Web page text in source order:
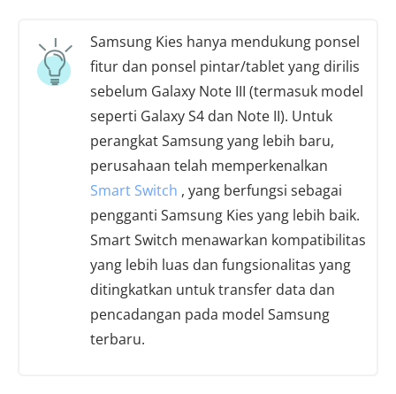
Samsung Kies hanya mendukung ponsel
fitur dan ponsel pintar/tablet yang dirilis
sebelum Galaxy Note III (termasuk model
seperti Galaxy S4 dan Note II). Untuk
perangkat Samsung yang lebih baru,
perusahaan telah memperkenalkan
Smart Switch , yang berfungsi sebagai
pengganti Samsung Kies yang lebih baik.
Smart Switch menawarkan kompatibilitas
yang lebih luas dan fungsionalitas yang
ditingkatkan untuk transfer data dan
pencadangan pada model Samsung
terbaru.